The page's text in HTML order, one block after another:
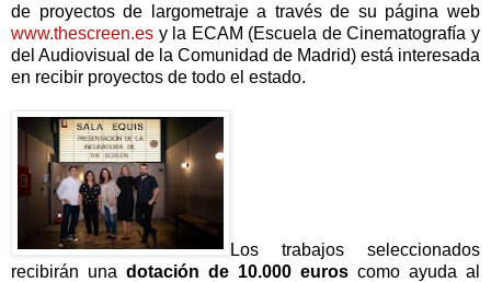
de proyectos de largometraje a través de su página web
www.thescreen.es y la ECAM (Escuela de Cinematografía y
del Audiovisual de la Comunidad de Madrid) está interesada
en recibir proyectos de todo el estado.
Los trabajos seleccionados
recibirán una dotación de 10.000 euros como ayuda al